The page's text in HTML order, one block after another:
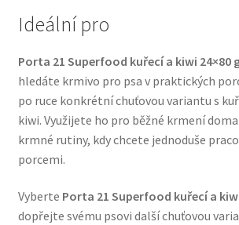
Veterinární dieta pro psy
Vodítka a obojky
Wolf of Wilderness
Ideální pro
Porta 21 Superfood kuřecí a kiwi 24×80
hledáte krmivo pro psa v praktických
po ruce konkrétní chuťovou variantu s
kiwi. Využijete ho pro běžné krmení
krmné rutiny, kdy chcete jednoduše
porcemi.
Vyberte Porta 21 Superfood kuřecí a
dopřejte svému psovi další chuťovou